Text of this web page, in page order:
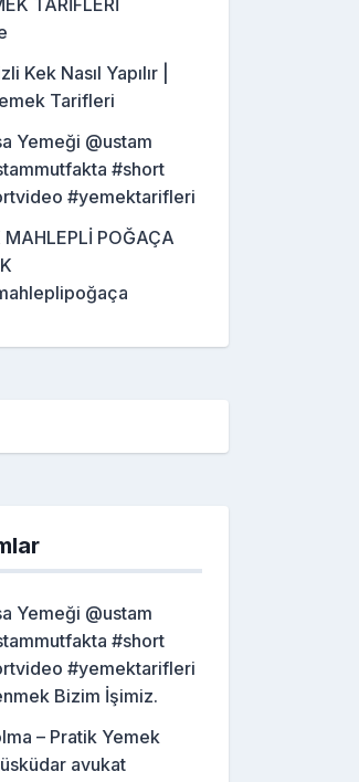
TARİFLERİ
Kek Nasıl Yapılır |
Tarifleri
Yemeği @ustam
#short
#yemektarifleri
MAHLEPLİ POĞAÇA
Yemeği @ustam
#short
#yemektarifleri
Bizim İşimiz.
– Pratik Yemek
üsküdar avukat